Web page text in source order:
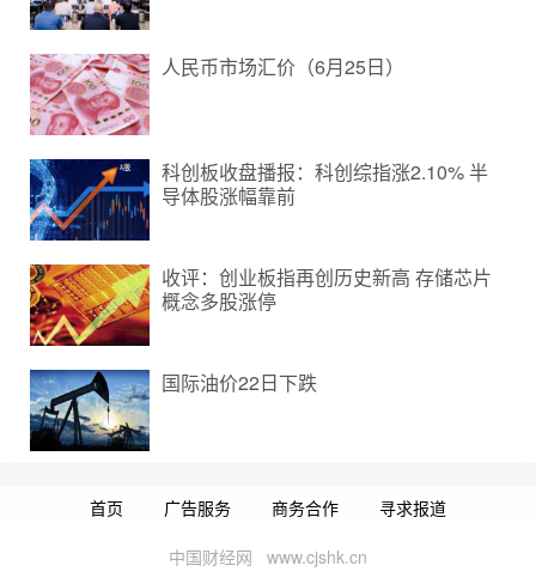
人民币市场汇价（6月25日）
科创板收盘播报：科创综指涨2.10% 半
导体股涨幅靠前
收评：创业板指再创历史新高 存储芯片
概念多股涨停
国际油价22日下跌
首页 广告服务 商务合作 寻求报道
中国财经网 www.cjshk.cn